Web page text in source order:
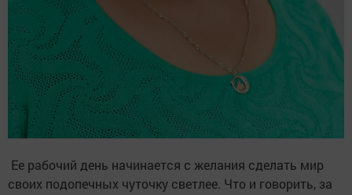
Ее рабочий день начинается с желания сделать мир
своих подопечных чуточку светлее. Что и говорить, за